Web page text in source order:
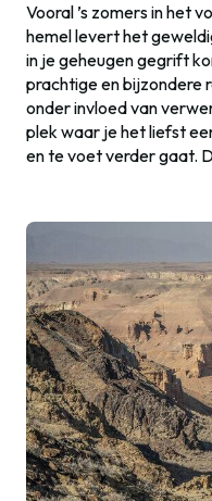
Vooral ’s zomers in het
hemel levert het
in je geheugen gegrift
prachtige en bijzondere
onder invloed van
plek waar je het liefst
en te voet verder gaat.